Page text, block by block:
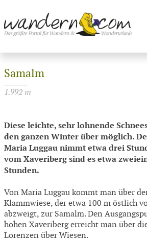
Samalm
1.992 m
Diese leichte, sehr lohnende
den ganzen Winter über möglich.
Maria Luggau nimmt etwa drei
vom Xaveriberg sind es etwa
Stunden.
Von Maria Luggau kommt man über
Klammwiese, der etwa 100 m östlich
abzweigt, zur Samalm. Den
hohen Xaveriberg erreicht man über
Lorenzen über Wiesen.